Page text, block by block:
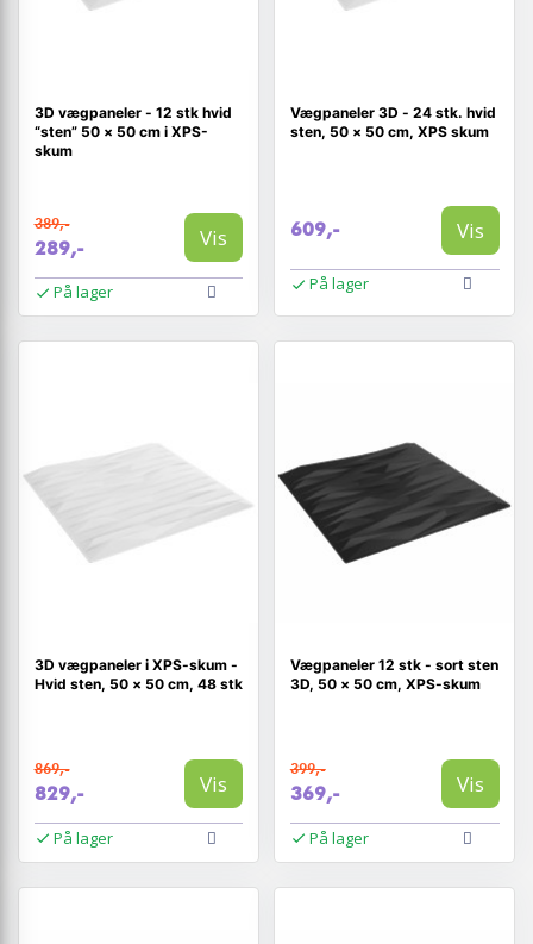
3D vægpaneler - 12 stk hvid
“sten” 50 × 50 cm i XPS-
skum
389,-
289,- Vis
På lager
Vægpaneler 3D - 24 stk. hvid
sten, 50 × 50 cm, XPS skum
609,- Vis
På lager
3D vægpaneler i XPS-skum -
Hvid sten, 50 × 50 cm, 48 stk
869,-
829,- Vis
På lager
Vægpaneler 12 stk - sort sten
3D, 50 × 50 cm, XPS-skum
399,-
369,- Vis
På lager